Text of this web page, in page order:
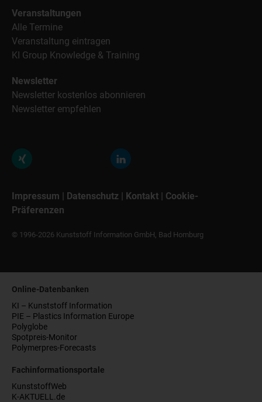
Veranstaltungen
Alle Termine
Veranstaltung eintragen
KI Group Knowledge & Training
Newsletter
Newsletter kostenlos abonnieren
Newsletter empfehlen
Impressum | Datenschutz | Kontakt | Cookie-
Präferenzen
© 1996-2026 Kunststoff Information GmbH, Bad Homburg
Online-Datenbanken
KI – Kunststoff Information
PIE – Plastics Information Europe
Polyglobe
Spotpreis-Monitor
Polymerpres-Forecasts
Fachinformationsportale
KunststoffWeb
K-AKTUELL.de